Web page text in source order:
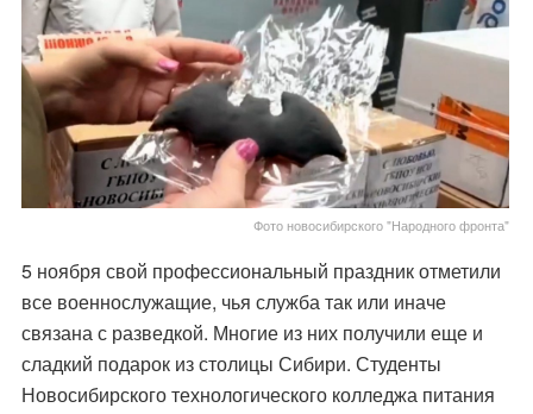
Фото новосибирского "Народного фронта"
5 ноября свой профессиональный праздник отметили
все военнослужащие, чья служба так или иначе
связана с разведкой. Многие из них получили еще и
сладкий подарок из столицы Сибири. Студенты
Новосибирского технологического колледжа питания